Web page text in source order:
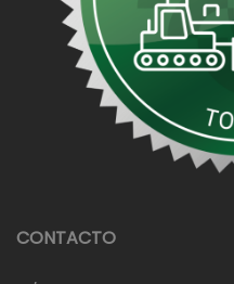
CONTACTO